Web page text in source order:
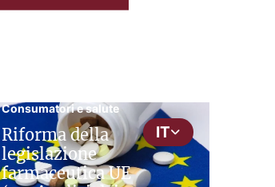
IT
Consumatori e salute
Riforma della
legislazione
farmaceutica UE